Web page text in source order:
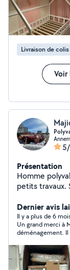
Livraison de colis
Présentation
Homme
petits travaux. Sérieux, ponctuel et efficace, je propose
travaux. Je travaille avec soin et dans le respect des
délais.
que ce soit
planifiée. Disponible sur Haute-Savoie/ Ain/ Genève
Contactez-
Dernier avis
Il y a plus de 6
Un grand merci à
déménagement.
réalisé un travail
excellente
vivement aux